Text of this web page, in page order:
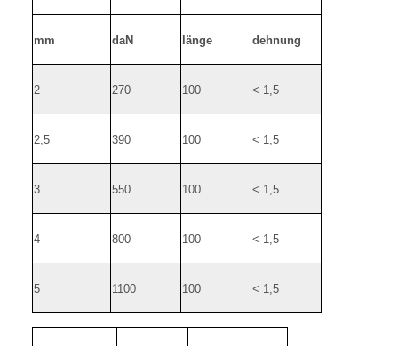
mm daN länge dehnung
2 270 100 < 1,5
2,5 390 100 < 1,5
3 550 100 < 1,5
4 800 100 < 1,5
5 1100 100 < 1,5